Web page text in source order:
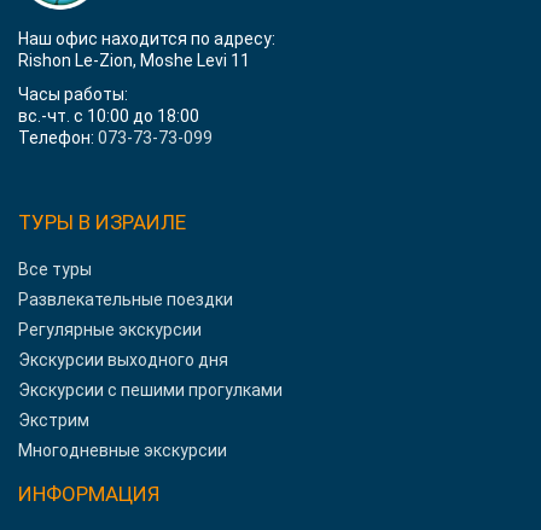
Наш офис находится по адресу:
Rishon Le-Zion, Moshe Levi 11
Часы работы:
вс.-чт. с 10:00 до 18:00
Телефон: 073-73-73-099
ТУРЫ В ИЗРАИЛЕ
Все туры
Развлекательные поездки
Регулярные экскурсии
Экскурсии выходного дня
Экскурсии с пешими прогулками
Экстрим
Многодневные экскурсии
ИНФОРМАЦИЯ